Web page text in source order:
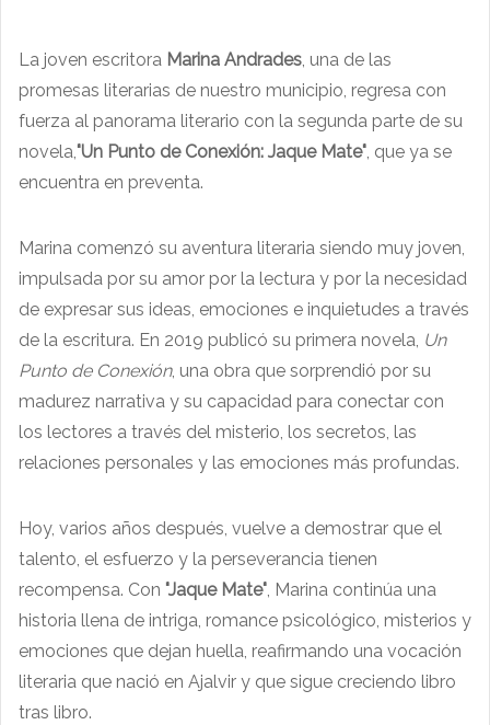
La joven escritora Marina Andrades, una de las
promesas literarias de nuestro municipio, regresa con
fuerza al panorama literario con la segunda parte de su
novela,"Un Punto de Conexión: Jaque Mate", que ya se
encuentra en preventa.
Marina comenzó su aventura literaria siendo muy joven,
impulsada por su amor por la lectura y por la necesidad
de expresar sus ideas, emociones e inquietudes a través
de la escritura. En 2019 publicó su primera novela, Un
Punto de Conexión, una obra que sorprendió por su
madurez narrativa y su capacidad para conectar con
los lectores a través del misterio, los secretos, las
relaciones personales y las emociones más profundas.
Hoy, varios años después, vuelve a demostrar que el
talento, el esfuerzo y la perseverancia tienen
recompensa. Con "Jaque Mate", Marina continúa una
historia llena de intriga, romance psicológico, misterios y
emociones que dejan huella, reafirmando una vocación
literaria que nació en Ajalvir y que sigue creciendo libro
tras libro.